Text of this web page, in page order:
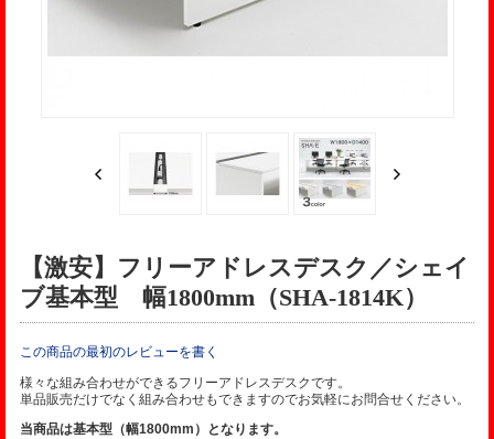
【激安】フリーアドレスデスク／シェイ
ブ基本型 幅1800mm（SHA-1814K）
この商品の最初のレビューを書く
様々な組み合わせができるフリーアドレスデスクです。
単品販売だけでなく組み合わせもできますのでお気軽にお問合せください。
当商品は基本型（幅1800mm）となります。